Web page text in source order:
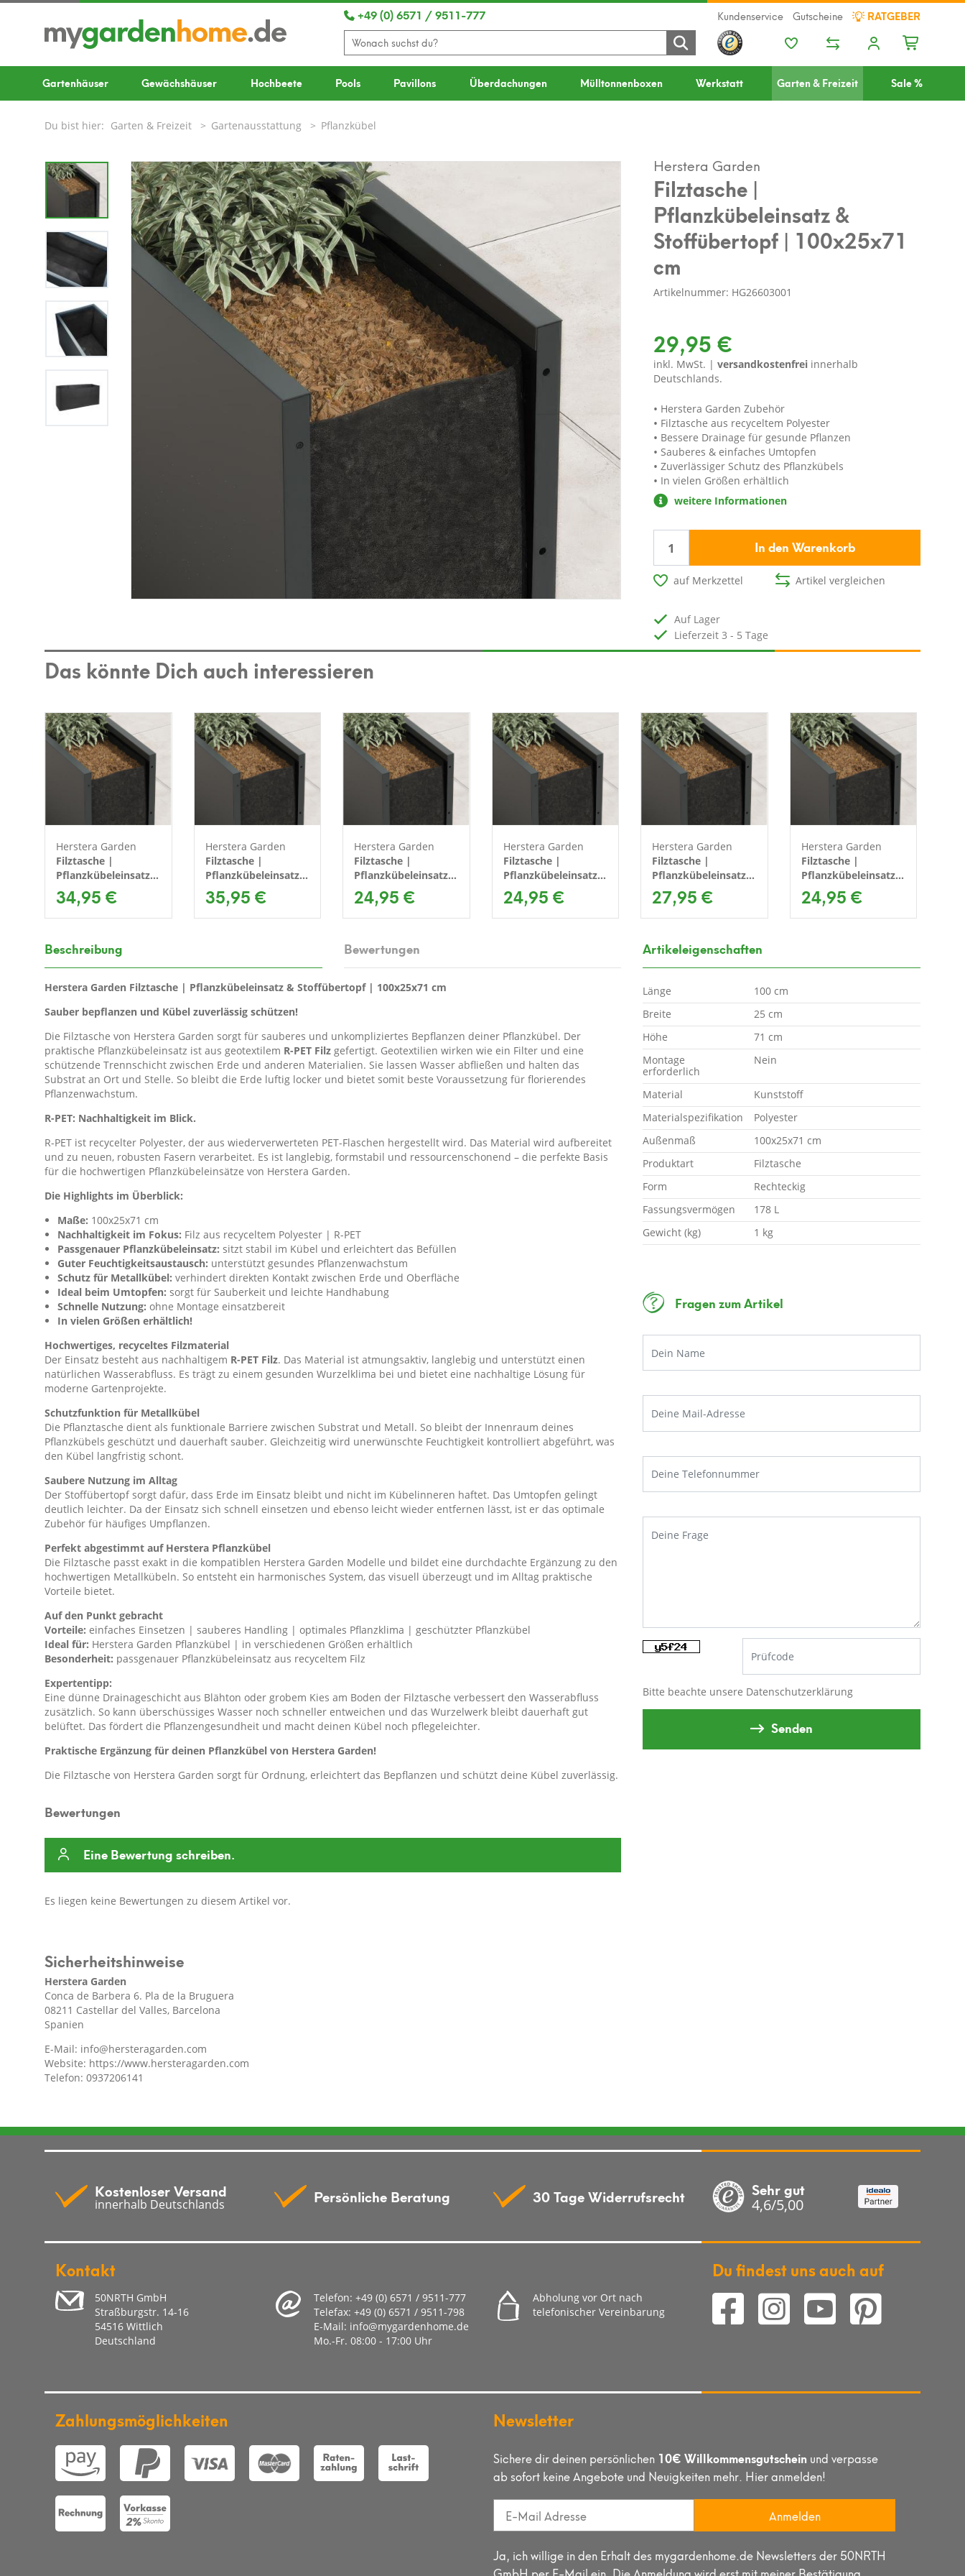
+49 (0) 6571 / 9511-777 Kundenservice Gutscheine RATGEBER
Gartenhäuser Gewächshäuser Hochbeete Pools Pavillons Überdachungen Mülltonnenboxen Werkstatt Garten & Freizeit Sale %
Du bist hier: Garten & Freizeit Gartenausstattung Pflanzkübel
Herstera Garden
Filztasche |
Pflanzkübeleinsatz &
Stoffübertopf | 100x25x71
cm
Artikelnummer: HG26603001
29,95 €
inkl. MwSt. |versandkostenfrei innerhalb
Deutschlands.
Herstera Garden Zubehör
Filztasche aus recyceltem Polyester
Bessere Drainage für gesunde Pflanzen
Sauberes & einfaches Umtopfen
Zuverlässiger Schutz des Pflanzkübels
In vielen Größen erhältlich
weitere Informationen
In den Warenkorb
auf Merkzettel Artikel vergleichen
auf Lager
Lieferzeit 3 - 5 Tage
Das könnte Dich auch interessieren
Herstera Garden
Filztasche |
Pflanzkübeleinsatz
& Stoffübertopf |
80x80x80 cm
34,95 €
Herstera Garden
Filztasche |
Pflanzkübeleinsatz
& Stoffübertopf |
100x40x105 cm
35,95 €
Herstera Garden
Filztasche |
Pflanzkübeleinsatz
& Stoffübertopf |
100x40x25 cm
24,95 €
Herstera Garden
Filztasche |
Pflanzkübeleinsatz
& Stoffübertopf |
80x25x25 cm
24,95 €
Herstera Garden
Filztasche |
Pflanzkübeleinsatz
& Stoffübertopf |
70x70x70 cm
27,95 €
Herstera Garden
Filztasche |
Pflanzkübeleinsatz
& Stoffübertopf |
100x30x50 cm
24,95 €
Beschreibung Bewertungen
Herstera Garden Filztasche | Pflanzkübeleinsatz & Stoffübertopf | 100x25x71 cm
Sauber bepflanzen und Kübel zuverlässig schützen!
Die Filztasche von Herstera Garden sorgt für sauberes und unkompliziertes Bepflanzen deiner Pflanzkübel. Der
praktische Pflanzkübeleinsatz ist aus geotextilem R-PET Filz gefertigt. Geotextilien wirken wie ein Filter und eine
schützende Trennschicht zwischen Erde und anderen Materialien. Sie lassen Wasser abfließen und halten das
Substrat an Ort und Stelle. So bleibt die Erde luftig locker und bietet somit beste Voraussetzung für florierendes
Pflanzenwachstum.
R-PET: Nachhaltigkeit im Blick.
R-PET ist recycelter Polyester, der aus wiederverwerteten PET-Flaschen hergestellt wird. Das Material wird aufbereitet
und zu neuen, robusten Fasern verarbeitet. Es ist langlebig, formstabil und ressourcenschonend – die perfekte Basis
für die hochwertigen Pflanzkübeleinsätze von Herstera Garden.
Die Highlights im Überblick:
Maße: 100x25x71 cm
Nachhaltigkeit im Fokus: Filz aus recyceltem Polyester | R-PET
Passgenauer Pflanzkübeleinsatz: sitzt stabil im Kübel und erleichtert das Befüllen
Guter Feuchtigkeitsaustausch: unterstützt gesundes Pflanzenwachstum
Schutz für Metallkübel: verhindert direkten Kontakt zwischen Erde und Oberfläche
Ideal beim Umtopfen: sorgt für Sauberkeit und leichte Handhabung
Schnelle Nutzung: ohne Montage einsatzbereit
In vielen Größen erhältlich!
Hochwertiges, recyceltes Filzmaterial
Der Einsatz besteht aus nachhaltigem R-PET Filz. Das Material ist atmungsaktiv, langlebig und unterstützt einen
natürlichen Wasserabfluss. Es trägt zu einem gesunden Wurzelklima bei und bietet eine nachhaltige Lösung für
moderne Gartenprojekte.
Schutzfunktion für Metallkübel
Die Pflanztasche dient als funktionale Barriere zwischen Substrat und Metall. So bleibt der Innenraum deines
Pflanzkübels geschützt und dauerhaft sauber. Gleichzeitig wird unerwünschte Feuchtigkeit kontrolliert abgeführt, was
den Kübel langfristig schont.
Saubere Nutzung im Alltag
Der Stoffübertopf sorgt dafür, dass Erde im Einsatz bleibt und nicht im Kübelinneren haftet. Das Umtopfen gelingt
deutlich leichter. Da der Einsatz sich schnell einsetzen und ebenso leicht wieder entfernen lässt, ist er das optimale
Zubehör für häufiges Umpflanzen.
Perfekt abgestimmt auf Herstera Pflanzkübel
Die Filztasche passt exakt in die kompatiblen Herstera Garden Modelle und bildet eine durchdachte Ergänzung zu den
hochwertigen Metallkübeln. So entsteht ein harmonisches System, das visuell überzeugt und im Alltag praktische
Vorteile bietet.
Auf den Punkt gebracht
Vorteile: einfaches Einsetzen | sauberes Handling | optimales Pflanzklima | geschützter Pflanzkübel
Ideal für: Herstera Garden Pflanzkübel | in verschiedenen Größen erhältlich
Besonderheit: passgenauer Pflanzkübeleinsatz aus recyceltem Filz
Expertentipp:
Eine dünne Drainageschicht aus Blähton oder grobem Kies am Boden der Filztasche verbessert den Wasserabfluss
zusätzlich. So kann überschüssiges Wasser noch schneller entweichen und das Wurzelwerk bleibt dauerhaft gut
belüftet. Das fördert die Pflanzengesundheit und macht deinen Kübel noch pflegeleichter.
Praktische Ergänzung für deinen Pflanzkübel von Herstera Garden!
Die Filztasche von Herstera Garden sorgt für Ordnung, erleichtert das Bepflanzen und schützt deine Kübel zuverlässig.
Bewertungen
Eine Bewertung schreiben.
Es liegen keine Bewertungen zu diesem Artikel vor.
Sicherheitshinweise
Herstera Garden
Conca de Barbera 6. Pla de la Bruguera
08211 Castellar del Valles, Barcelona
Spanien
E-Mail: info@hersteragarden.com
Website: https://www.hersteragarden.com
Telefon: 0937206141
Artikeleigenschaften
Länge
100 cm
Breite
25 cm
Höhe
71 cm
Montage
erforderlich
Nein
Material
Kunststoff
Materialspezifikation
Polyester
Außenmaß
100x25x71 cm
Produktart
Filztasche
Form
Rechteckig
Fassungsvermögen
178 L
Gewicht (kg)
1 kg
Fragen zum Artikel
Bitte beachte unsere Datenschutzerklärung
Senden
Kostenloser Versand
innerhalb Deutschlands Persönliche Beratung 30 Tage Widerrufsrecht Sehr gut
4,6/5,00
Kontakt
50NRTH GmbH
Straßburgstr. 14-16
54516 Wittlich
Deutschland
Telefon: +49 (0) 6571 / 9511-777
Telefax: +49 (0) 6571 / 9511-798
E-Mail: info@mygardenhome.de
Mo.-Fr. 08:00 - 17:00 Uhr
Abholung vor Ort nach
telefonischer Vereinbarung
Du findest uns auch auf
Zahlungsmöglichkeiten Newsletter
Sichere dir deinen persönlichen 10€ Willkommensgutschein und verpasse
ab sofort keine Angebote und Neuigkeiten mehr. Hier anmelden!
Anmelden
Ja, ich willige in den Erhalt des mygardenhome.de Newsletters der 50NRTH